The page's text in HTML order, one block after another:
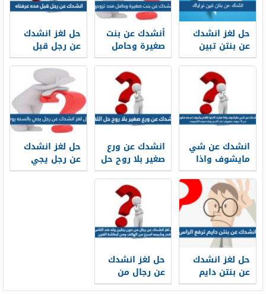
حل لغز انشدك
عن بنتن تبين
نواياك
أنشدك عن بنت
صغيرة وحامل
محد تزوجها ولا
جابت عيـال هيبة
وتامر ماتعرف
المجامـل تامر
على اثنين
وعشرين
حل لغز انشدك
عن رجل قبل
مده عرفناه
انشدك عن شي
مايشوف واذا
صارت الدنيا
ظلام يشوف
اسمه مكون من
٤ حروف معروف
عند البدو
ويقدمونه
للضيوف
انشدك عن ورع
صغير بلا روح حل
اللغز
حل لغز انشدك
عن رجل يجي
بالسنه يوم
حل لغز انشدك
عن بنتن دايم
ترفع الراس
حل لغز انشدك
عن رجال من
دون رجلين وله